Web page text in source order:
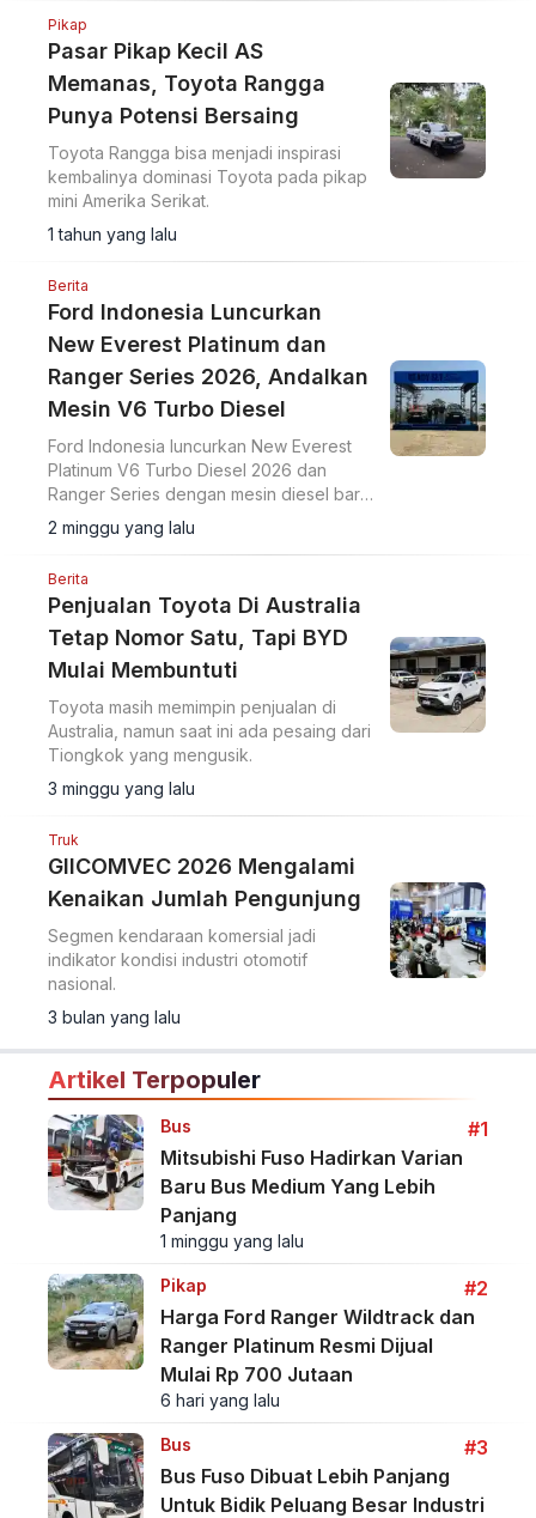
Pikap
Pasar Pikap Kecil AS
Memanas, Toyota Rangga
Punya Potensi Bersaing
Toyota Rangga bisa menjadi inspirasi
kembalinya dominasi Toyota pada pikap
mini Amerika Serikat.
1 tahun yang lalu
Berita
Ford Indonesia Luncurkan
New Everest Platinum dan
Ranger Series 2026, Andalkan
Mesin V6 Turbo Diesel
Ford Indonesia luncurkan New Everest
Platinum V6 Turbo Diesel 2026 dan
Ranger Series dengan mesin diesel baru
serta fitur keselamatan di Bogor.
2 minggu yang lalu
Berita
Penjualan Toyota Di Australia
Tetap Nomor Satu, Tapi BYD
Mulai Membuntuti
Toyota masih memimpin penjualan di
Australia, namun saat ini ada pesaing dari
Tiongkok yang mengusik.
3 minggu yang lalu
Truk
GIICOMVEC 2026 Mengalami
Kenaikan Jumlah Pengunjung
Segmen kendaraan komersial jadi
indikator kondisi industri otomotif
nasional.
3 bulan yang lalu
Artikel Terpopuler
Bus
#1
Mitsubishi Fuso Hadirkan Varian
Baru Bus Medium Yang Lebih
Panjang
1 minggu yang lalu
Pikap
#2
Harga Ford Ranger Wildtrack dan
Ranger Platinum Resmi Dijual
Mulai Rp 700 Jutaan
6 hari yang lalu
Bus
#3
Bus Fuso Dibuat Lebih Panjang
Untuk Bidik Peluang Besar Industri